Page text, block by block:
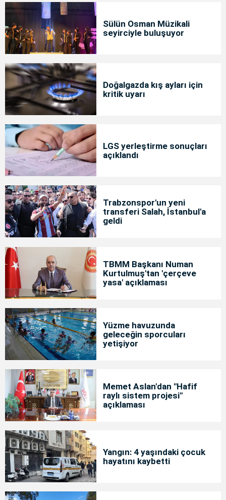
Sülün Osman Müzikali
seyirciyle buluşuyor
Doğalgazda kış ayları için
kritik uyarı
LGS yerleştirme sonuçları
açıklandı
Trabzonspor'un yeni
transferi Salah, İstanbul'a
geldi
TBMM Başkanı Numan
Kurtulmuş'tan 'çerçeve
yasa' açıklaması
Yüzme havuzunda
geleceğin sporcuları
yetişiyor
Memet Aslan'dan "Hafif
raylı sistem projesi"
açıklaması
Yangın: 4 yaşındaki çocuk
hayatını kaybetti